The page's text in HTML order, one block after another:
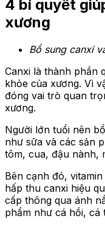
4 bí quyết
xương
Bổ sung canxi
Canxi là thành phần
khỏe của xương. Vì
đóng vai trò quan
xương.
Người lớn tuổi nên
như sữa và các sản
tôm, cua, đậu nành,
Bên cạnh đó,
hấp thu canxi hiệu
cấp thông qua ánh
phẩm như cá hồi, cá